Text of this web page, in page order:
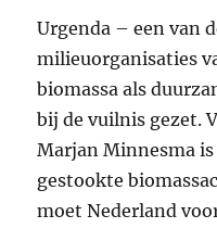
Urgenda – een van
milieuorganisaties
biomassa als
bij de vuilnis gezet.
Marjan Minnesma
gestookte
moet Nederland